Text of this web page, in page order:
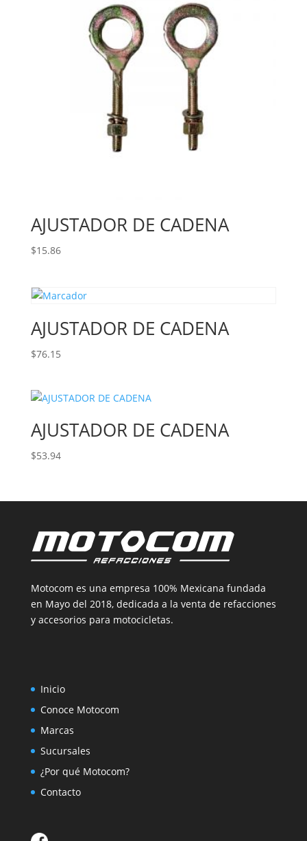
AJUSTADOR DE CADENA
$15.86
AJUSTADOR DE CADENA
$76.15
AJUSTADOR DE CADENA
$53.94
Motocom es una empresa 100% Mexicana fundada
en Mayo del 2018, dedicada a la venta de refacciones
y accesorios para motocicletas.
Inicio
Conoce Motocom
Marcas
Sucursales
¿Por qué Motocom?
Contacto